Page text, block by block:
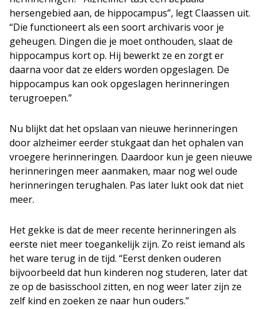
hersengebied aan, de hippocampus”, legt Claassen uit.
“Die functioneert als een soort archivaris voor je
geheugen. Dingen die je moet onthouden, slaat de
hippocampus kort op. Hij bewerkt ze en zorgt er
daarna voor dat ze elders worden opgeslagen. De
hippocampus kan ook opgeslagen herinneringen
terugroepen.”
Nu blijkt dat het opslaan van nieuwe herinneringen
door alzheimer eerder stukgaat dan het ophalen van
vroegere herinneringen. Daardoor kun je geen nieuwe
herinneringen meer aanmaken, maar nog wel oude
herinneringen terughalen. Pas later lukt ook dat niet
meer.
Het gekke is dat de meer recente herinneringen als
eerste niet meer toegankelijk zijn. Zo reist iemand als
het ware terug in de tijd. “Eerst denken ouderen
bijvoorbeeld dat hun kinderen nog studeren, later dat
ze op de basisschool zitten, en nog weer later zijn ze
zelf kind en zoeken ze naar hun ouders.”